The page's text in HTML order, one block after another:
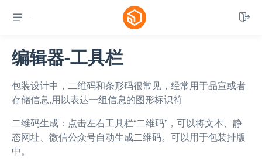
 
编辑器-工具栏
包装设计中，二维码和条形码很常见，经常用于品宣或者
存储信息,用以表达一组信息的图形标识符
二维码生成：点击左右工具栏“二维码”，可以将文本、静
态网址、微信公众号自动生成二维码。可以用于包装排版
中。